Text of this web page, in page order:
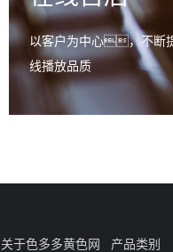
以客户为中心，不断
线播放品质
关于色多多黄色网 产品类别